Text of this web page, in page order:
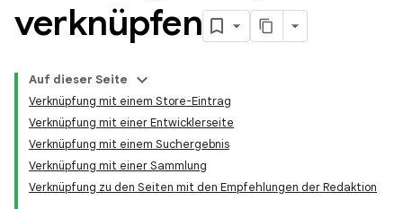
verknüpfen
Auf dieser Seite
Verknüpfung mit einem Store-Eintrag
Verknüpfung mit einer Entwicklerseite
Verknüpfung mit einem Suchergebnis
Verknüpfung mit einer Sammlung
Verknüpfung zu den Seiten mit den Empfehlungen der Redaktion